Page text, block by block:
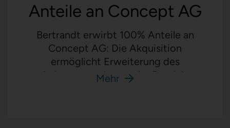
Anteile an Concept AG
Bertrandt erwirbt 100% Anteile an
Concept AG: Die Akquisition
ermöglicht Erweiterung des
Leistungsspektrums im Bereich
Mehr